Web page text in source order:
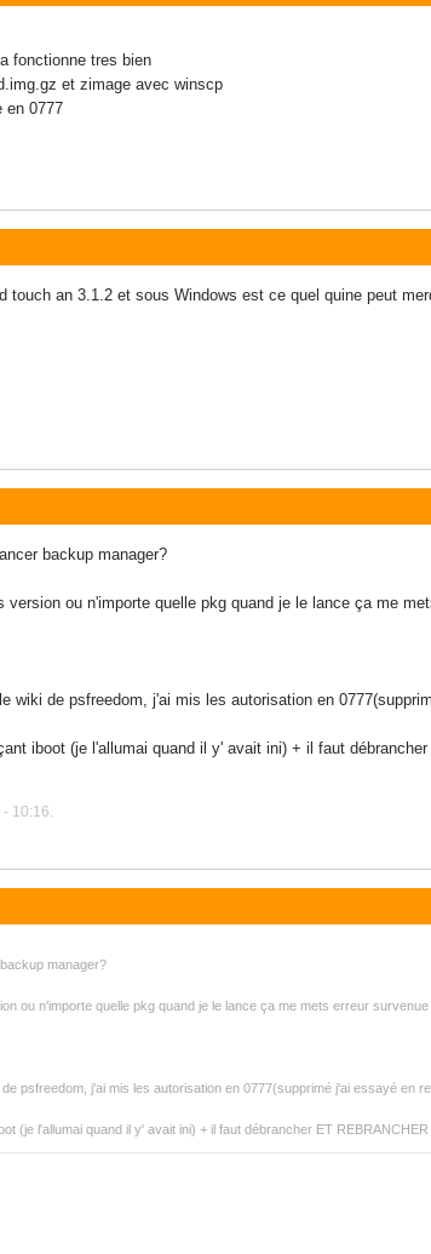
fonctionne tres bien
et zimage avec winscp
en 0777
touch an 3.1.2 et sous Windows est ce quel quine peut
backup manager?
ou n'importe quelle pkg quand je le lance ça me
wiki de psfreedom, j'ai mis les autorisation en
iboot (je l'allumai quand il y' avait ini) + il faut
10:16.
manager?
ou n'importe quelle pkg quand je le lance ça me mets erreur survenue
psfreedom, j'ai mis les autorisation en 0777(supprimé j'ai essayé en
(je l'allumai quand il y' avait ini) + il faut débrancher ET